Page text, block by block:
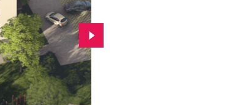
Przejdź do kolejnego zdjęcia.